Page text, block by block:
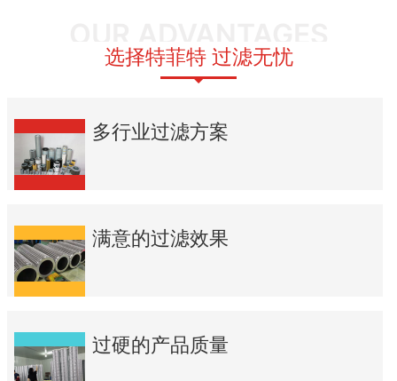
选择特菲特 过滤无忧
多行业过滤方案
满意的过滤效果
过硬的产品质量